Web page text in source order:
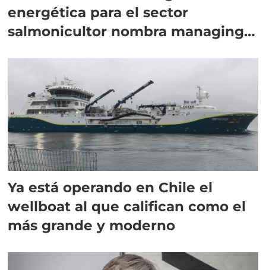
energética para el sector
salmonicultor nombra managing
Ya está operando en Chile el
wellboat al que califican como el
más grande y moderno